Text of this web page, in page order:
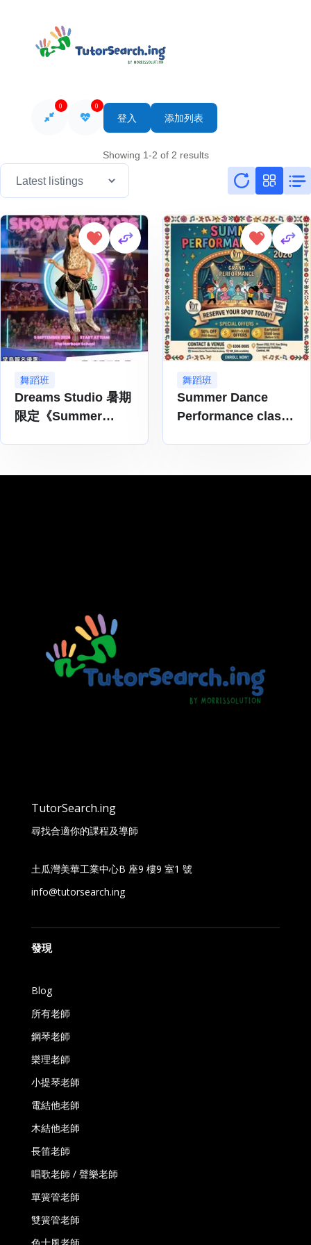
0 0
登入 添加列表
Showing 1-2 of 2 results
舞蹈班
Dreams Studio 暑期
限定《Summer
舞蹈班
Summer Dance
Performance class
Academy
TutorSearch.ing
尋找合適你的課程及導師
土瓜灣美華工業中心B 座9 樓9 室1 號
info@tutorsearch.ing
發現
Blog
所有老師
鋼琴老師
樂理老師
小提琴老師
電結他老師
木結他老師
長笛老師
唱歌老師 / 聲樂老師
單簧管老師
雙簧管老師